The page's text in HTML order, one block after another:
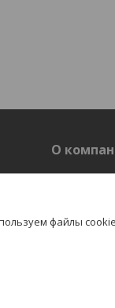
О
О компании
файлы